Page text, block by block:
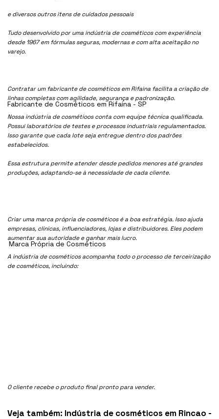
e diversos outros itens de cuidados pessoais
Tudo desenvolvido por uma indústria de cosméticos com experiência
desde 1967 em fórmulas seguras, modernas e com alta aceitação no
varejo.
Contratar um fabricante de cosméticos em Rifaina facilita a criação de
linhas completas com agilidade, segurança e padronização.
Nossa indústria de cosmétioos conta com equipe técnica qualificada.
Possui laboratórios de testes e processos industriais regulamentados.
Isso garante que cada lote seja entregue dentro dos padrões
estabelecidos.
Essa estrutura permite atender desde pedidos menores até grandes
produções, adaptando-se à necessidade de cada cliente.
Criar uma marca própria de cosméticos é a boa estratégia. Isso ajuda
empresas, clínicas, influenciadores, lojas e distribuidores. Eles podem
aumentar sua autoridade e ganhar mais lucro.
A indústria de cosméticos acompanha todo o processo de terceirização
de cosméticos, incluindo:
O cliente recebe o produto final pronto para vender.
Veja também: Indústria de cosméticos em Rincao -
Fabricante de Cosméticos em Rifaina - SP
Marca Própria de Cosméticos